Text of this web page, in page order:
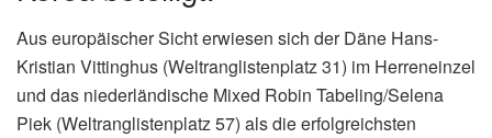
Aus europäischer Sicht erwiesen sich der Däne Hans-
Kristian Vittinghus (Weltranglistenplatz 31) im Herreneinzel
und das niederländische Mixed Robin Tabeling/Selena
Piek (Weltranglistenplatz 57) als die erfolgreichsten